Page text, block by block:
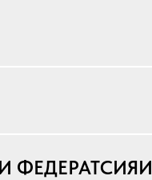
ФЕДЕРАТСИЯИ